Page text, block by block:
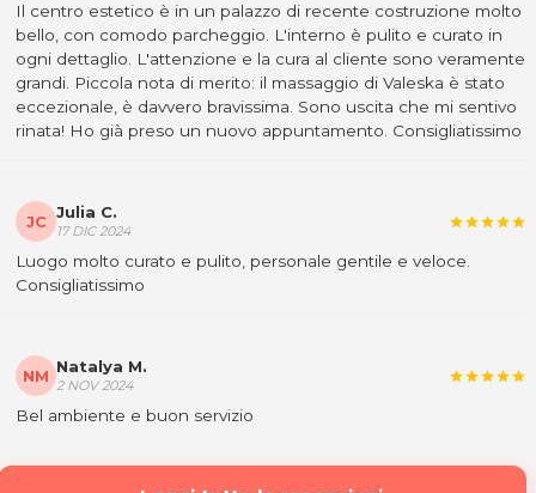
Il centro estetico è in un palazzo di recente costruzione molto
bello, con comodo parcheggio. L'interno è pulito e curato in
ogni dettaglio. L'attenzione e la cura al cliente sono veramente
grandi. Piccola nota di merito: il massaggio di Valeska è stato
eccezionale, è davvero bravissima. Sono uscita che mi sentivo
rinata! Ho già preso un nuovo appuntamento. Consigliatissimo
JC Julia C.
17 DIC 2024
starstarstarstarstar
Luogo molto curato e pulito, personale gentile e veloce.
Consigliatissimo
NM Natalya M.
2 NOV 2024
starstarstarstarstar
Bel ambiente e buon servizio